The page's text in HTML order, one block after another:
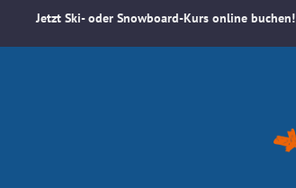
Jetzt Ski- oder Snowboard-Kurs online buchen!